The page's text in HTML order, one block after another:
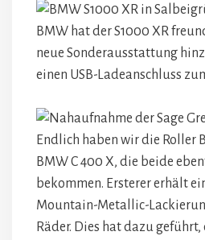
BMW hat der S1000 XR
neue Sonderausstattung
einen USB-Ladeanschluss
Endlich haben wir die Roller
BMW C 400 X, die beide
bekommen. Ersterer erhält
Mountain-Metallic-
Räder. Dies hat dazu